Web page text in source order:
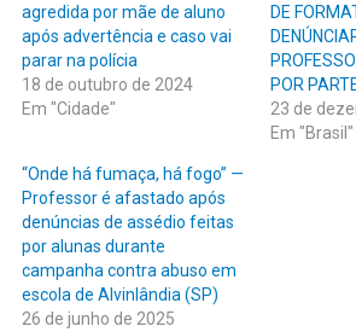
agredida por mãe de aluno
após advertência e caso vai
parar na polícia
18 de outubro de 2024
Em "Cidade"
DE
POR
23 de
Em "Brasil"
“Onde há fumaça, há fogo” —
Professor é afastado após
denúncias de assédio feitas
por alunas durante
campanha contra abuso em
escola de Alvinlândia (SP)
26 de junho de 2025